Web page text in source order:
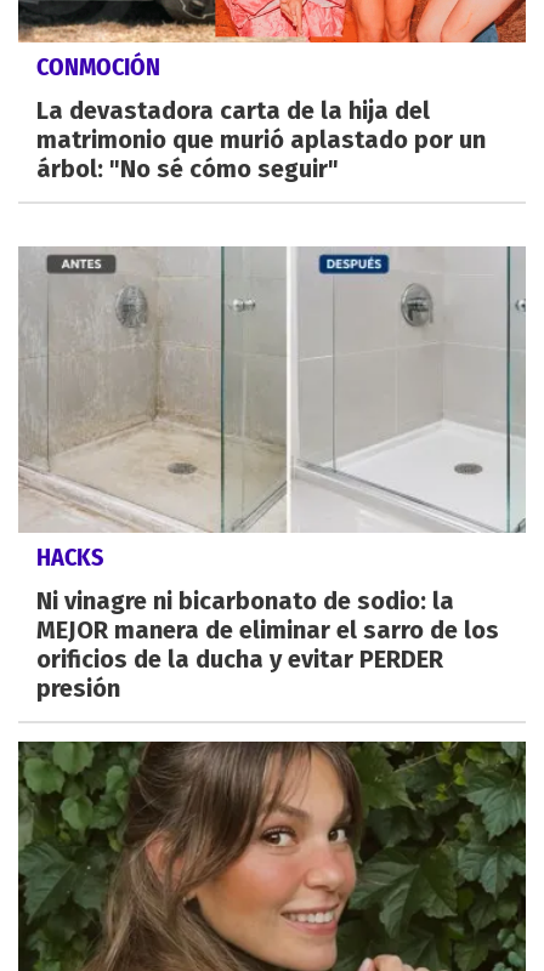
CONMOCIÓN
La devastadora carta de la hija del
matrimonio que murió aplastado por un
árbol: "No sé cómo seguir"
HACKS
Ni vinagre ni bicarbonato de sodio: la
MEJOR manera de eliminar el sarro de los
orificios de la ducha y evitar PERDER
presión